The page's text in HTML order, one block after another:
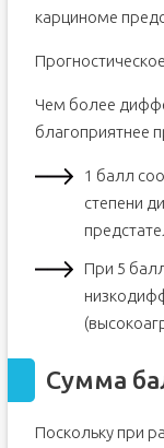
карциноме
Чем более
благоприятнее
1 балл
степени
При 5
Сумма
Поскольку при